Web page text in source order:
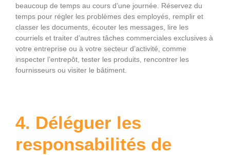
beaucoup de temps au cours d’une journée. Réservez du
temps pour régler les problèmes des employés, remplir et
classer les documents, écouter les messages, lire les
courriels et traiter d’autres tâches commerciales exclusives à
votre entreprise ou à votre secteur d’activité, comme
inspecter l’entrepôt, tester les produits, rencontrer les
fournisseurs ou visiter le bâtiment.
4. Déléguer les
responsabilités de